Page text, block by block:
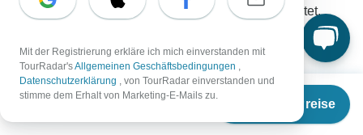
Ab€192
Termine & Preise
Reiseleiter, der Sie vom/zum Flughafen begleitet.
Matthieu
Mit der Registrierung erkläre ich mich einverstanden mit
TourRadar'sAllgemeinen Geschäftsbedingungen ,
Datenschutzerklärung , von TourRadar einverstanden und
stimme dem Erhalt von Marketing-E-Mails zu.